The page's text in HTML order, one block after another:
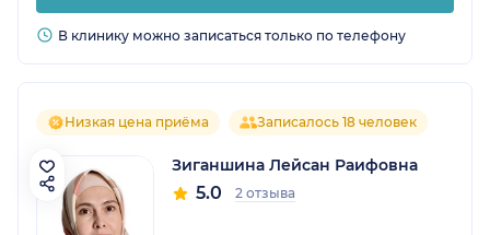
В клинику можно записаться только по телефону
Низкая цена приёма Записалось 18 человек
Зиганшина Лейсан Раифовна
5.0 2 отзыва